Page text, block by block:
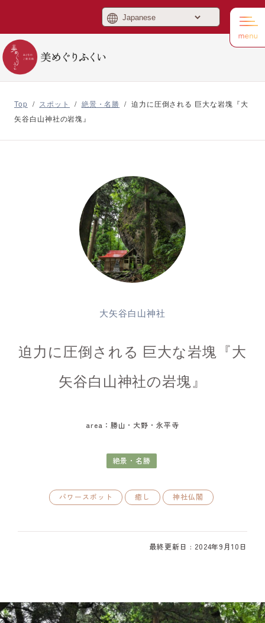
Top / スポット / 絶景・名勝 / 迫力に圧倒される 巨大な岩塊『大
矢谷白山神社の岩塊』
大矢谷白山神社
迫力に圧倒される 巨大な岩塊『大
矢谷白山神社の岩塊』
area：勝山・大野・永平寺
絶景・名勝
パワースポット 癒し 神社仏閣
最終更新日 : 2024年9月10日